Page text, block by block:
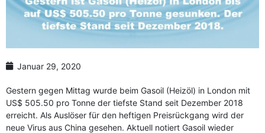
Januar 29, 2020
Gestern gegen Mittag wurde beim Gasoil (Heizöl) in London mit
US$ 505.50 pro Tonne der tiefste Stand seit Dezember 2018
erreicht. Als Auslöser für den heftigen Preisrückgang wird der
neue Virus aus China gesehen. Aktuell notiert Gasoil wieder